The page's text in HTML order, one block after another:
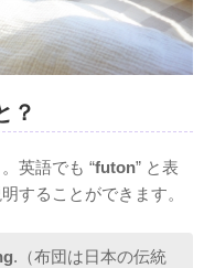
？
。英語でも “futon” と表
することができます。
.（布団は日本の伝統